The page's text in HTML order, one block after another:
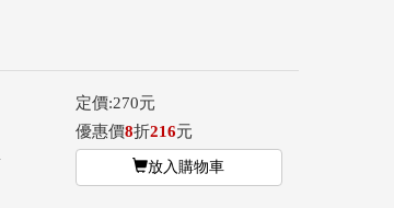
定價:270元
優惠價8折216元
放入購物車